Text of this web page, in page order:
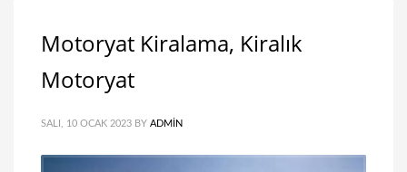
Motoryat Kiralama, Kiralık
Motoryat
SALI, 10 OCAK 2023 BY ADMIN